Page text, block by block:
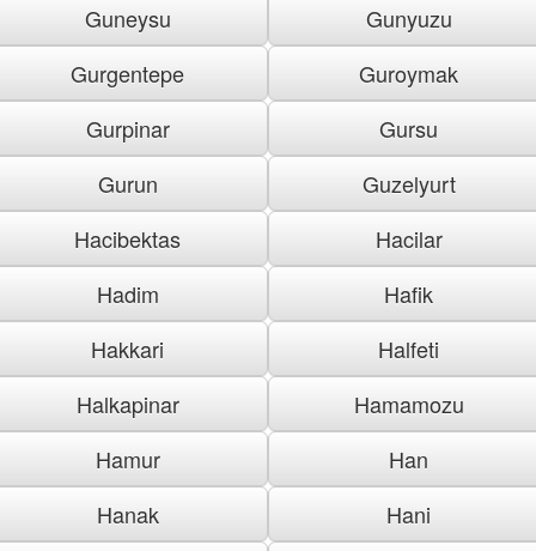
Guneysu
Gunyuzu
Gurgentepe
Guroymak
Gurpinar
Gursu
Gurun
Guzelyurt
Hacibektas
Hacilar
Hadim
Hafik
Hakkari
Halfeti
Halkapinar
Hamamozu
Hamur
Han
Hanak
Hani